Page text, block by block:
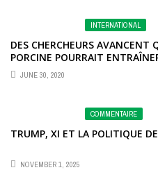
INTERNATIONAL
DES CHERCHEURS AVANCENT
PORCINE POURRAIT
JUNE 30, 2020
COMMENTAIRE
TRUMP, XI ET LA POLITIQUE
NOVEMBER 1, 2025